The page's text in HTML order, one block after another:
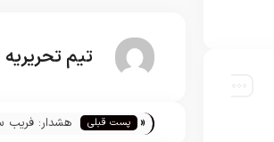
تیم تحریریه
« پست قبلی
هشدار: فریب